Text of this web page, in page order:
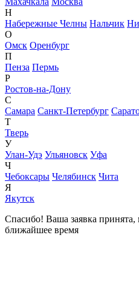
Н
Набережные Челны Нальчик
О
Омск Оренбург
П
Пенза Пермь
Р
Ростов-на-Дону
С
Самара Санкт-Петербург
Т
Тверь
У
Улан-Удэ Ульяновск Уфа
Ч
Чебоксары Челябинск Чита
Я
Якутск
Спасибо! Ваша заявка
ближайшее время